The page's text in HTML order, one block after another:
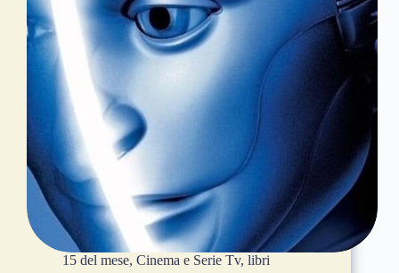
15 del mese, Cinema e Serie Tv, libri